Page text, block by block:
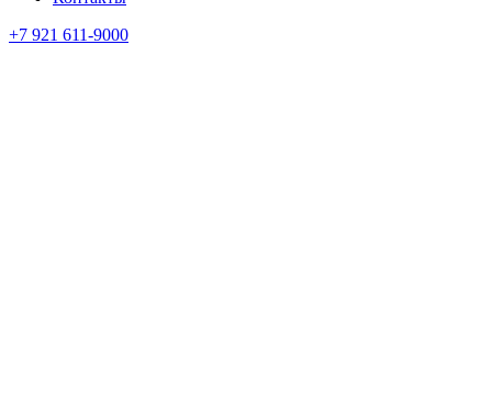
+7 921 611-9000